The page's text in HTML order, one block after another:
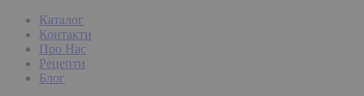
Каталог
Контакти
Про Нас
Рецепти
Блог